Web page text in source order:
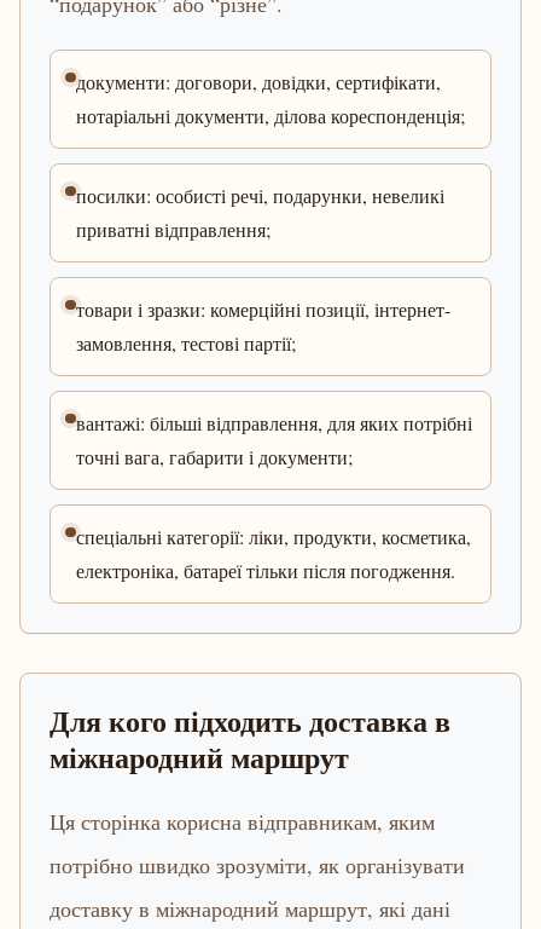
документи: договори, довідки, сертифікати,
нотаріальні документи, ділова кореспонденція;
посилки: особисті речі, подарунки, невеликі
приватні відправлення;
товари і зразки: комерційні позиції, інтернет-
замовлення, тестові партії;
вантажі: більші відправлення, для яких потрібні
точні вага, габарити і документи;
спеціальні категорії: ліки, продукти, косметика,
електроніка, батареї тільки після погодження.
Для кого підходить доставка в
міжнародний маршрут
Ця сторінка корисна відправникам, яким
потрібно швидко зрозуміти, як організувати
доставку в міжнародний маршрут, які дані